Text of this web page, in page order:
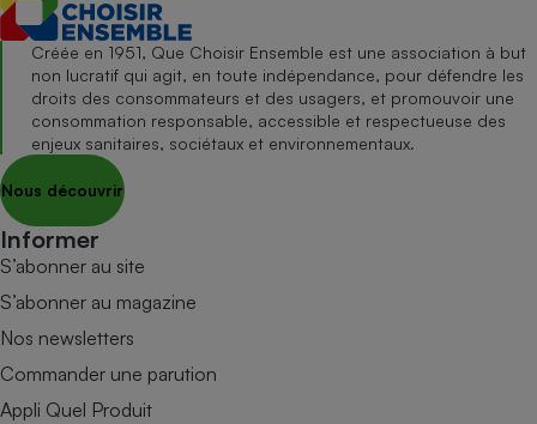
Créée en 1951, Que Choisir Ensemble est une association à but
non lucratif qui agit, en toute indépendance, pour défendre les
droits des consommateurs et des usagers, et promouvoir une
consommation responsable, accessible et respectueuse des
enjeux sanitaires, sociétaux et environnementaux.
Nous découvrir
Informer
S’abonner au site
S’abonner au magazine
Nos newsletters
Commander une parution
Appli Quel Produit